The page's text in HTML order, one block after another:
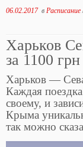
06.02.2017в Расписание
Харьков
за 1100 грн
Харьков —
Каждая
своему, и
Крыма
так можно